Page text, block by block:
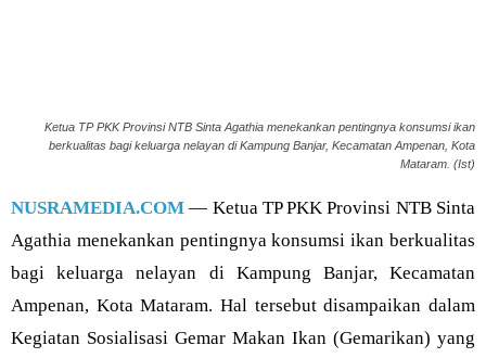
Ketua TP PKK Provinsi NTB Sinta Agathia menekankan pentingnya konsumsi ikan
berkualitas bagi keluarga nelayan di Kampung Banjar, Kecamatan Ampenan, Kota
Mataram. (Ist)
NUSRAMEDIA.COM — Ketua TP PKK Provinsi NTB Sinta
Agathia menekankan pentingnya konsumsi ikan berkualitas
bagi keluarga nelayan di Kampung Banjar, Kecamatan
Ampenan, Kota Mataram. Hal tersebut disampaikan dalam
Kegiatan Sosialisasi Gemar Makan Ikan (Gemarikan) yang